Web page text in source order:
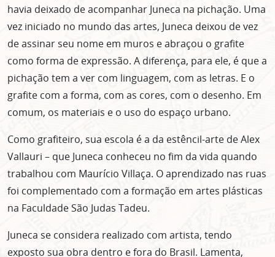
havia deixado de acompanhar Juneca na pichação. Uma
vez iniciado no mundo das artes, Juneca deixou de vez
de assinar seu nome em muros e abraçou o grafite
como forma de expressão. A diferença, para ele, é que a
pichação tem a ver com linguagem, com as letras. E o
grafite com a forma, com as cores, com o desenho. Em
comum, os materiais e o uso do espaço urbano.
Como grafiteiro, sua escola é a da estêncil-arte de Alex
Vallauri – que Juneca conheceu no fim da vida quando
trabalhou com Maurício Villaça. O aprendizado nas ruas
foi complementado com a formação em artes plásticas
na Faculdade São Judas Tadeu.
Juneca se considera realizado com artista, tendo
exposto sua obra dentro e fora do Brasil. Lamenta,